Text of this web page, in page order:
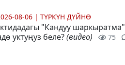
08-06 | ТҮРКҮН ДҮЙНӨ
"Кандуу шаркыратма"
уктуңуз беле?(видео) 75